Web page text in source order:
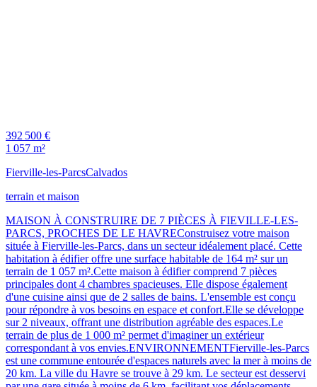
392 500 €
1 057 m²
Fierville-les-ParcsCalvados
terrain et maison
MAISON À CONSTRUIRE DE 7 PIÈCES À FIEVILLE-LES-
PARCS, PROCHES DE LE HAVREConstruisez votre maison
située à Fierville-les-Parcs, dans un secteur idéalement placé. Cette
habitation à édifier offre une surface habitable de 164 m² sur un
terrain de 1 057 m².Cette maison à édifier comprend 7 pièces
principales dont 4 chambres spacieuses. Elle dispose également
d'une cuisine ainsi que de 2 salles de bains. L'ensemble est conçu
pour répondre à vos besoins en espace et confort.Elle se développe
sur 2 niveaux, offrant une distribution agréable des espaces.Le
terrain de plus de 1 000 m² permet d'imaginer un extérieur
correspondant à vos envies.ENVIRONNEMENTFierville-les-Parcs
est une commune entourée d'espaces naturels avec la mer à moins de
20 km. La ville du Havre se trouve à 29 km. Le secteur est desservi